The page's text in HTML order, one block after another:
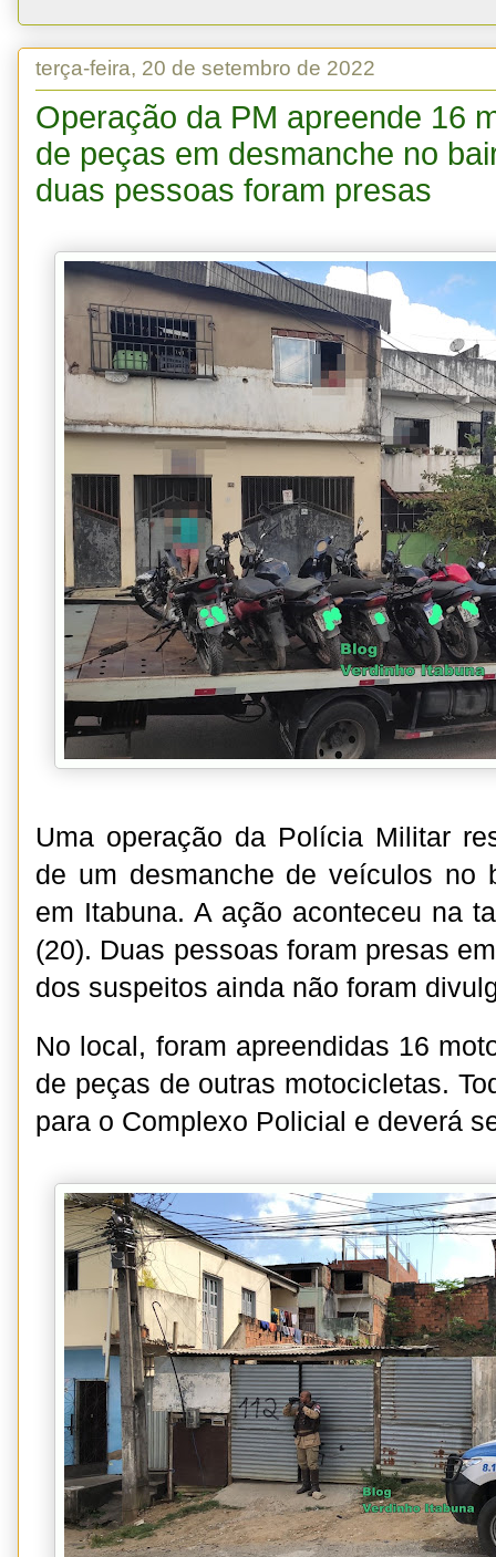
terça-feira, 20 de setembro de 2022
Operação da PM apreende 16
de peças em desmanche no
duas pessoas foram presas
Uma operação da Polícia Militar
de um desmanche de veículos no
em Itabuna. A ação aconteceu na
(20). Duas pessoas foram presas
dos suspeitos ainda não foram
No local, foram apreendidas 16
de peças de outras motocicletas.
para o Complexo Policial e deverá